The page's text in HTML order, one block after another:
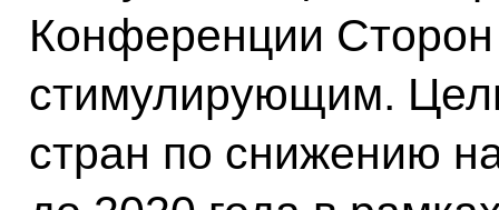
Конференции Сторон
стимулирующим.
стран по снижению